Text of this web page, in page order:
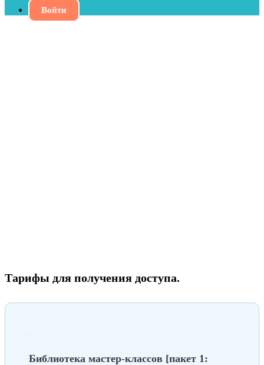
Войти
Тарифы для получения доступа.
Библиотека мастер-классов [пакет 1: